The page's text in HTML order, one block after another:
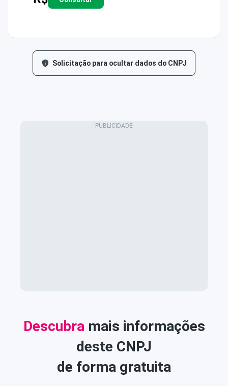
Solicitação para ocultar dados do CNPJ
Descubra mais informações
deste CNPJ
de forma gratuita